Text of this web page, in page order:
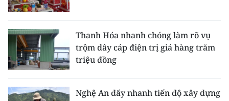
Thanh Hóa nhanh chóng làm rõ vụ
trộm dây cáp điện trị giá hàng trăm
triệu đồng
Nghệ An đẩy nhanh tiến độ xây dựng